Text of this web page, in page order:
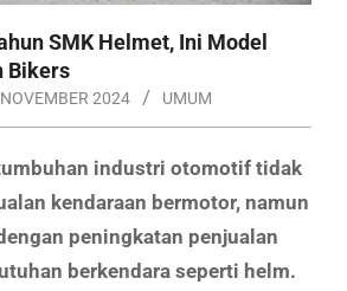
SMK Helmet, Ini Model
Bikers
2024 UMUM
industri otomotif tidak
kendaraan bermotor, namun
peningkatan penjualan
berkendara seperti helm.